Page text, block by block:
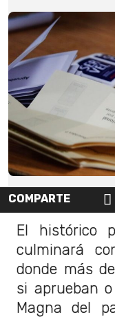
COMPARTE
El histórico
culminará
donde más
si aprueban
Magna del